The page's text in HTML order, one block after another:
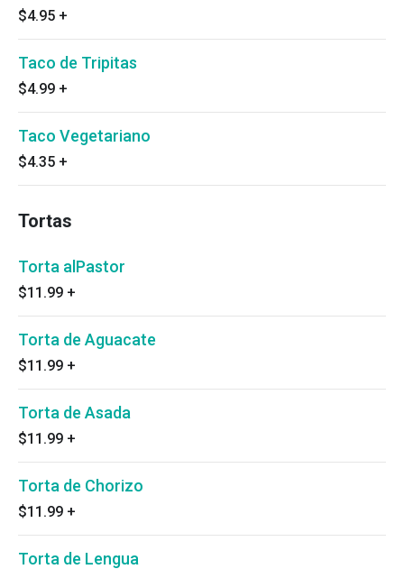
$4.95 +
Taco de Tripitas
$4.99 +
Taco Vegetariano
$4.35 +
Tortas
Torta alPastor
$11.99 +
Torta de Aguacate
$11.99 +
Torta de Asada
$11.99 +
Torta de Chorizo
$11.99 +
Torta de Lengua